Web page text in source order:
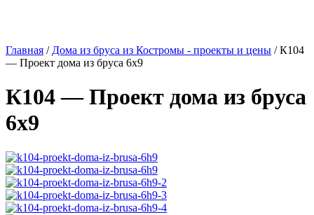
Главная / Дома из бруса из Костромы - проекты и цены /К104
— Проект дома из бруса 6х9
К104 — Проект дома из бруса
6х9